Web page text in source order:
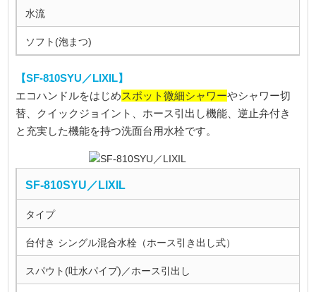
水流
ソフト(泡まつ)
【SF-810SYU／LIXIL】
エコハンドルをはじめスポット微細シャワーやシャワー切
替、クイックジョイント、ホース引出し機能、逆止弁付き
と充実した機能を持つ洗面台用水栓です。
SF-810SYU／LIXIL
タイプ
台付き シングル混合水栓（ホース引き出し式）
スパウト(吐水パイプ)／ホース引出し